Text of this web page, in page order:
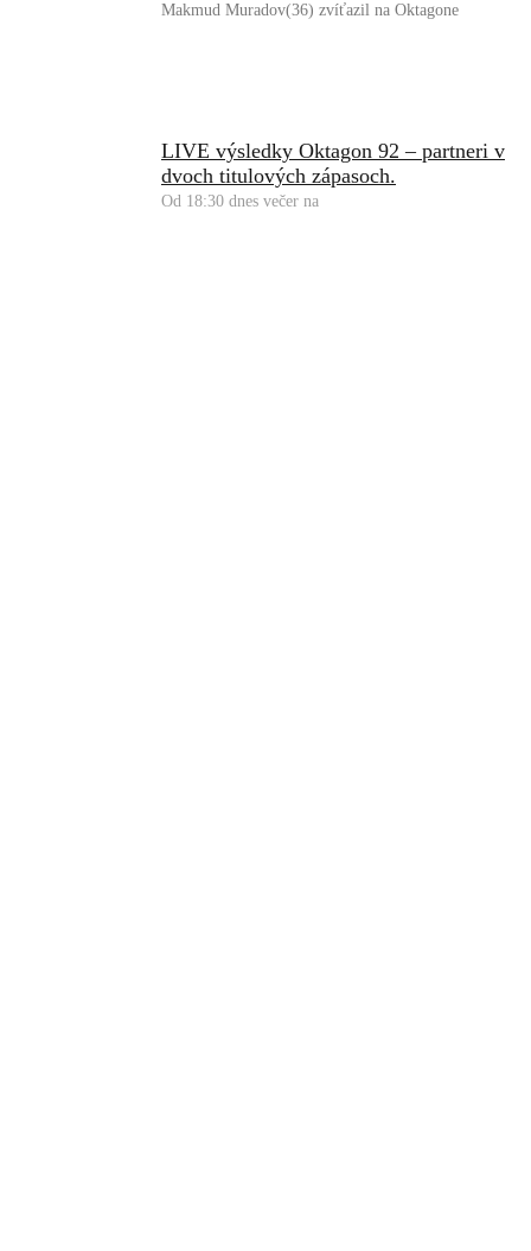
Makmud Muradov(36) zvíťazil na Oktagone
LIVE výsledky Oktagon 92 – partneri v
dvoch titulových zápasoch.
Od 18:30 dnes večer na